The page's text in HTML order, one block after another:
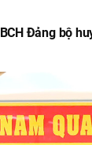
Đảng bộ